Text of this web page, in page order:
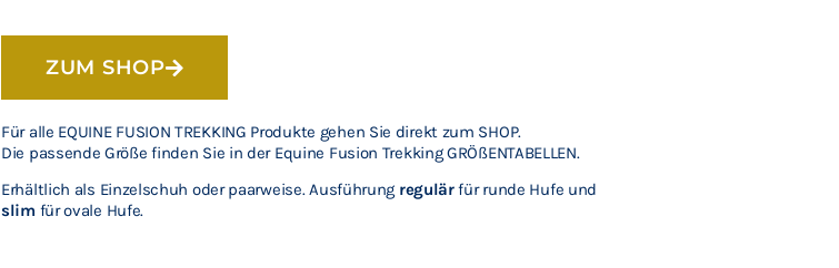
ZUM SHOP
Für alle EQUINE FUSION TREKKING Produkte gehen Sie direkt zum SHOP.
Die passende Größe finden Sie in der Equine Fusion Trekking GRÖßENTABELLEN.
Erhältlich als Einzelschuh oder paarweise. Ausführung regulärfür runde Hufe und
slim für ovale Hufe.